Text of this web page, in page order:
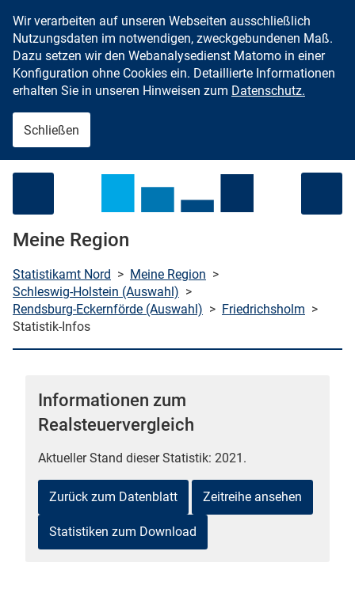
Zum Inhalt springen
starten
Wir verarbeiten auf unseren Webseiten ausschließlich
Nutzungsdaten im notwendigen, zweckgebundenen Maß.
Dazu setzen wir den Webanalysedienst Matomo in einer
Konfiguration ohne Cookies ein. Detaillierte Informationen
erhalten Sie in unseren Hinweisen zum Datenschutz.
Schließen
Meine Region
Statistikamt Nord > Meine Region >
Schleswig-Holstein (Auswahl) >
Rendsburg-Eckernförde (Auswahl) > Friedrichsholm >
Statistik-Infos
Informationen zum
Realsteuervergleich
Aktueller Stand dieser Statistik: 2021.
Zurück zum Datenblatt Zeitreihe ansehen
Statistiken zum Download